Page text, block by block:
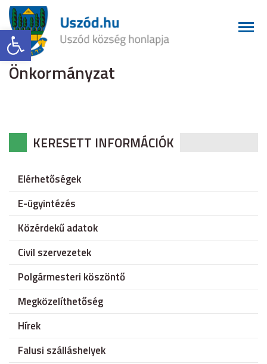
Eszköztár megnyitása
Önkormányzat
KERESETT INFORMÁCIÓK
Elérhetőségek
E-ügyintézés
Közérdekű adatok
Civil szervezetek
Polgármesteri köszöntő
Megközelíthetőség
Hírek
Falusi szálláshelyek